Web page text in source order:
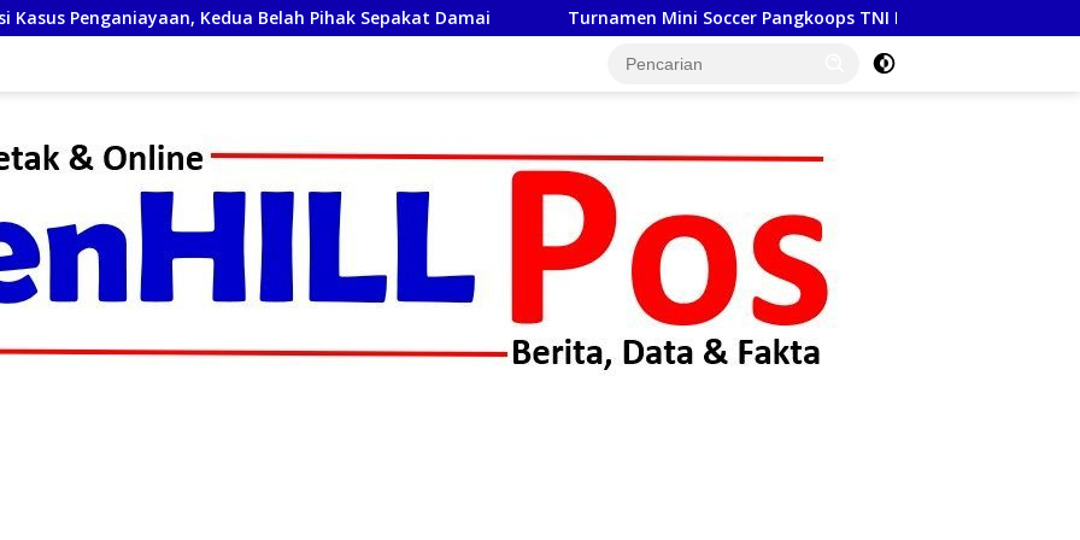
Belah Pihak Sepakat Damai Turnamen Mini Soccer Pangkoops TNI Habema 2026, Satukan TNI dan Masyarakat